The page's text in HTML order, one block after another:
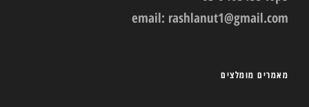
email: rashlanut1@gmail.com
מאמרים מומלצים